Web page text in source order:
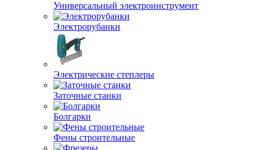
Универсальный электроинструмент
Электрорубанки
Электрические степлеры
Заточные станки
Болгарки
Фены строительные